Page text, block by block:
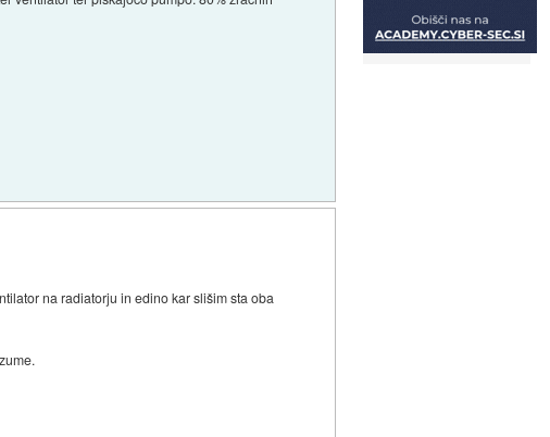
na radiatorju in edino kar slišim sta oba